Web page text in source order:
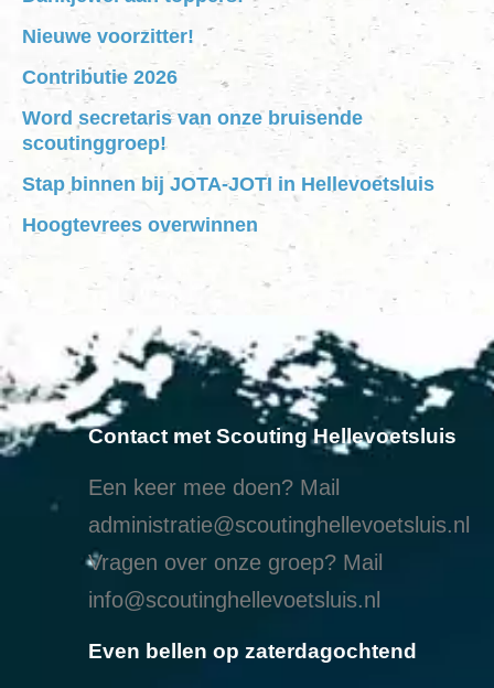
Nieuwe voorzitter!
Contributie 2026
Word secretaris van onze bruisende
scoutinggroep!
Stap binnen bij JOTA-JOTI in Hellevoetsluis
Hoogtevrees overwinnen
Contact met Scouting Hellevoetsluis
Een keer mee doen? Mail
administratie@scoutinghellevoetsluis.nl
Vragen over onze groep? Mail
info@scoutinghellevoetsluis.nl
Even bellen op zaterdagochtend